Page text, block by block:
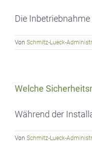
Die
Von Schmitz-Lueck-
Welche
Während der
Von Schmitz-Lueck-